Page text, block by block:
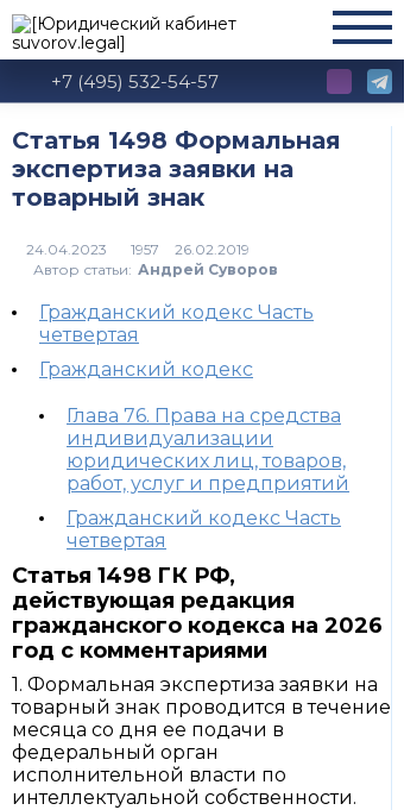
+7 (495) 532-54-57
Статья 1498 Формальная
экспертиза заявки на
товарный знак
1957
Автор статьи: Андрей Суворов
Гражданский кодекс Часть
четвертая
Гражданский кодекс
Глава 76. Права на средства
индивидуализации
юридических лиц, товаров,
работ, услуг и предприятий
Гражданский кодекс Часть
четвертая
Статья 1498 ГК РФ,
действующая редакция
гражданского кодекса на 2026
год с комментариями
1. Формальная экспертиза заявки на
товарный знак проводится в течение
месяца со дня ее подачи в
федеральный орган
исполнительной власти по
интеллектуальной собственности.